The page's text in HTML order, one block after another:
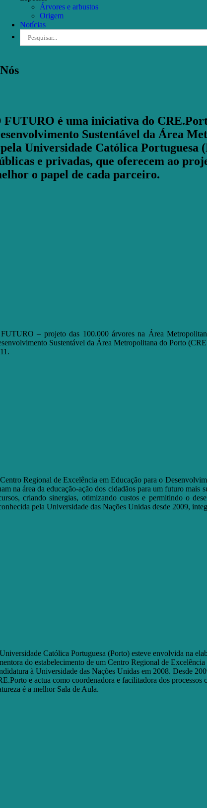
Árvores e arbustos
Origem
Notícias
Nós
FUTURO é uma iniciativa do
Sustentável da Área
Universidade Católica
e privadas, que oferecem ao
o papel de cada parceiro.
– projeto das 100.000 árvores na Área
Sustentável da Área Metropolitana do Porto
Regional de Excelência em Educação para o
na área da educação-ação dos cidadãos para um futuro
criando sinergias, otimizando custos e permitindo o
pela Universidade das Nações Unidas desde 2009,
Católica Portuguesa (Porto) esteve envolvida na
do estabelecimento de um Centro Regional de
à Universidade das Nações Unidas em 2008. Desde
e actua como coordenadora e facilitadora dos
é a melhor Sala de Aula.